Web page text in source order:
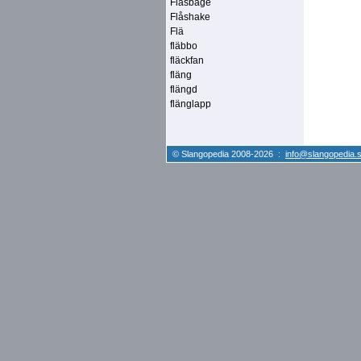
Flåsbåge
Flåshake
Flä
fläbbo
fläckfan
fläng
flängd
flänglapp
© Slangopedia 2008-2026 :